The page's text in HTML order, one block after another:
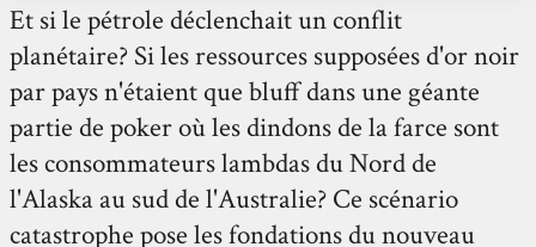
Et si le pétrole déclenchait un conflit
planétaire? Si les ressources supposées d'or noir
par pays n'étaient que bluff dans une géante
partie de poker où les dindons de la farce sont
les consommateurs lambdas du Nord de
l'Alaska au sud de l'Australie? Ce scénario
catastrophe pose les fondations du nouveau